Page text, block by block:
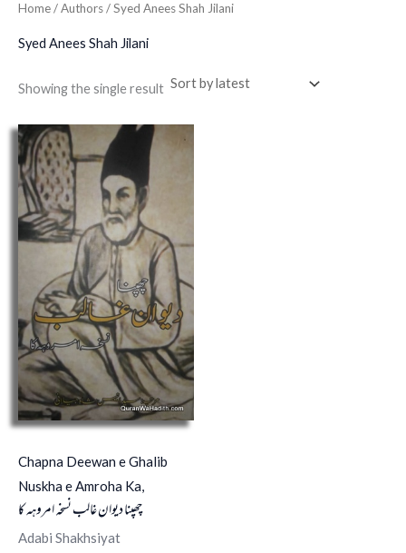
Home/ Authors / Syed Anees Shah Jilani
Syed Anees Shah Jilani
Showing the single result
Chapna Deewan e Ghalib
Nuskha e Amroha Ka,
چھپنا دیوان غالب نسخہ امروہہ کا
Adabi Shakhsiyat